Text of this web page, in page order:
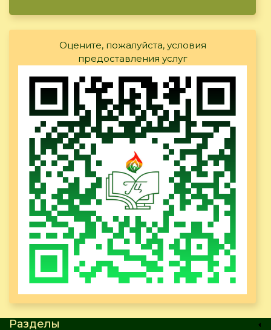
Оцените, пожалуйста, условия
предоставления услуг
Разделы